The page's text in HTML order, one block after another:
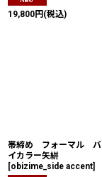
19,800円 (税込)
帯締め フォーマル バ
イカラー矢絣
[obizime_side accent]